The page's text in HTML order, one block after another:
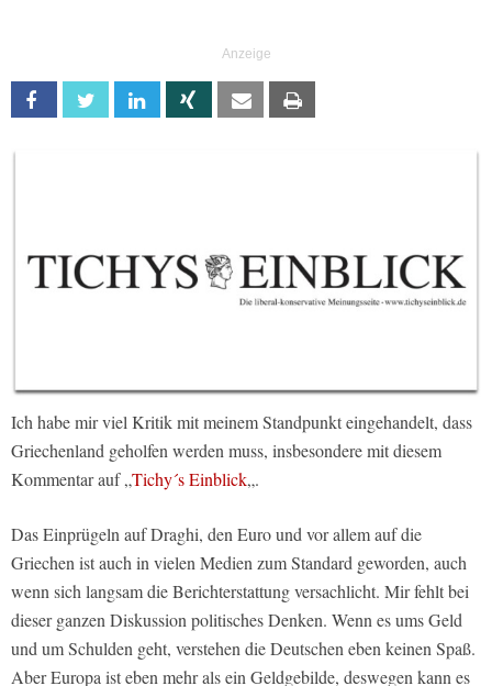
Facebook Twitter Linkedin Xing Email
Ich habe mir viel Kritik mit meinem Standpunkt eingehandelt, dass
Griechenland geholfen werden muss, insbesondere mit diesem
Kommentar auf „Tichy´s Einblick„.
Das Einprügeln auf Draghi, den Euro und vor allem auf die
Griechen ist auch in vielen Medien zum Standard geworden, auch
wenn sich langsam die Berichterstattung versachlicht. Mir fehlt bei
dieser ganzen Diskussion politisches Denken. Wenn es ums Geld
und um Schulden geht, verstehen die Deutschen eben keinen Spaß.
Aber Europa ist eben mehr als ein Geldgebilde, deswegen kann es